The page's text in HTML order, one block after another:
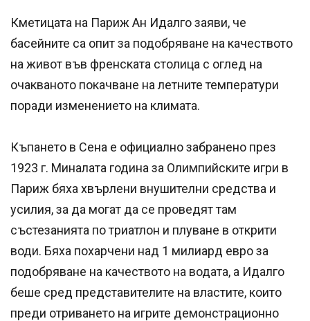
Кметицата на Париж Ан Идалго заяви, че
басейните са опит за подобряване на качеството
на живот във френската столица с оглед на
очакваното покачване на летните температури
поради изменението на климата.
Къпането в Сена е официално забранено през
1923 г. Миналата година за Олимпийските игри в
Париж бяха хвърлени внушителни средства и
усилия, за да могат да се проведят там
състезанията по триатлон и плуване в открити
води. Бяха похарчени над 1 милиард евро за
подобряване на качеството на водата, а Идалго
беше сред представителите на властите, които
преди отриването на игрите демонстрационно